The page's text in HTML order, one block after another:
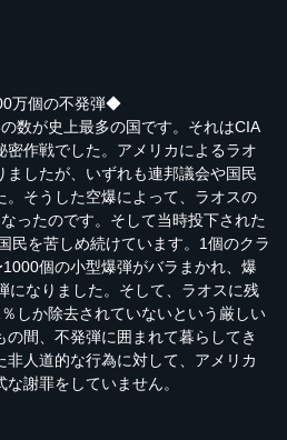
万個の不発弾◆
数が史上最多の国です。それはCIA
密作戦でした。アメリカによるラオ
ましたが、いずれも連邦議会や国民
。そうした空爆によって、ラオスの
ったのです。そして当時投下された
民を苦しめ続けています。1個のクラ
個の小型爆弾がバラまかれ、爆
になりました。そして、ラオスに残
しか除去されていないという厳しい
間、不発弾に囲まれて暮らしてき
人道的な行為に対して、アメリカ
謝罪をしていません。